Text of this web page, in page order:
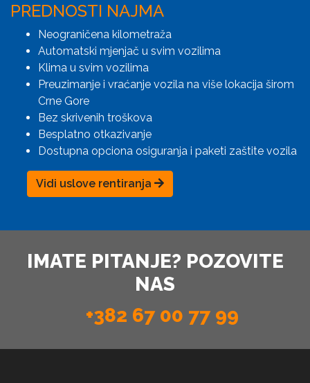
PREDNOSTI NAJMA
Neograničena kilometraža
Automatski mjenjač u svim vozilima
Klima u svim vozilima
Preuzimanje i vraćanje vozila na više lokacija širom
Crne Gore
Bez skrivenih troškova
Besplatno otkazivanje
Dostupna opciona osiguranja i paketi zaštite vozila
Vidi uslove rentiranja
IMATE PITANJE? POZOVITE
NAS
+382 67 00 77 99